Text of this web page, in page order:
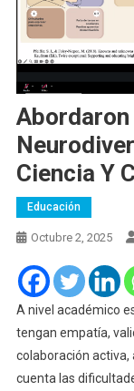
Abordaron
Ciencia Y
Educación
Octubre 2, 2025
A nivel académico
tengan empatía,
colaboración
cuenta las